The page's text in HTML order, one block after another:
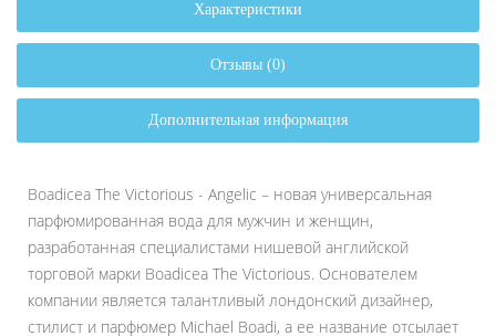
Характеристики
Отзывы (0)
Дополнительная информация
Boadicea The Victorious - Angelic – новая универсальная
парфюмированная вода для мужчин и женщин,
разработанная специалистами нишевой английской
торговой марки Boadicea The Victorious. Основателем
компании является талантливый лондонский дизайнер,
стилист и парфюмер Michael Boadi, а ее название отсылает